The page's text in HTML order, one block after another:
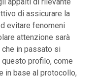
di assicurare la
evitare fenomeni
attenzione sarà
in passato si
profilo, come
in base al protocollo,